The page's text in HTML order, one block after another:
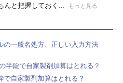
んと把握しておく...
もっと見る
の一般名処方、正しい入力方法
半錠で自家製剤加算はとれる？
で自家製剤加算はとれる？